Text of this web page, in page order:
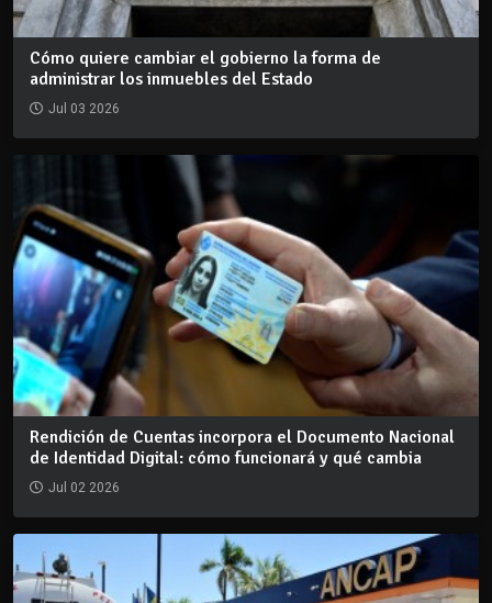
Cómo quiere cambiar el gobierno la forma de
administrar los inmuebles del Estado
Jul 03 2026
Rendición de Cuentas incorpora el Documento Nacional
de Identidad Digital: cómo funcionará y qué cambia
Jul 02 2026